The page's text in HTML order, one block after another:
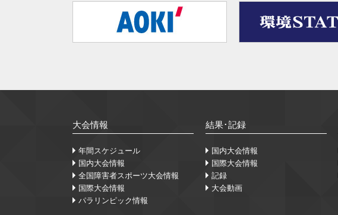
大会情報
年間スケジュール
国内大会情報
全国障害者スポーツ大会情報
国際大会情報
パラリンピック情報
結果･記録
国内大会情報
国際大会情報
記録
大会動画